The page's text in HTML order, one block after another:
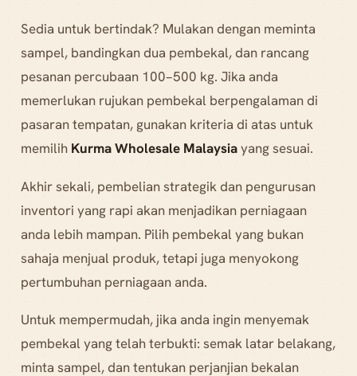
Sedia untuk bertindak? Mulakan dengan meminta
sampel, bandingkan dua pembekal, dan rancang
pesanan percubaan 100–500 kg. Jika anda
memerlukan rujukan pembekal berpengalaman di
pasaran tempatan, gunakan kriteria di atas untuk
memilih Kurma Wholesale Malaysiayang sesuai.
Akhir sekali, pembelian strategik dan pengurusan
inventori yang rapi akan menjadikan perniagaan
anda lebih mampan. Pilih pembekal yang bukan
sahaja menjual produk, tetapi juga menyokong
pertumbuhan perniagaan anda.
Untuk mempermudah, jika anda ingin menyemak
pembekal yang telah terbukti: semak latar belakang,
minta sampel, dan tentukan perjanjian bekalan